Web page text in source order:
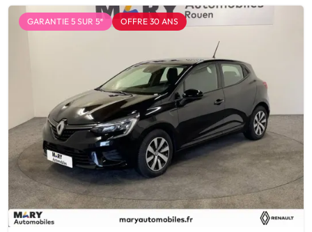
GARANTIE 5 SUR 5* OFFRE 30 ANS